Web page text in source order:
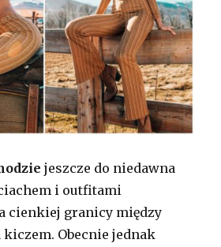
jeszcze do niedawna
i outfitami
cienkiej granicy między
Obecnie jednak